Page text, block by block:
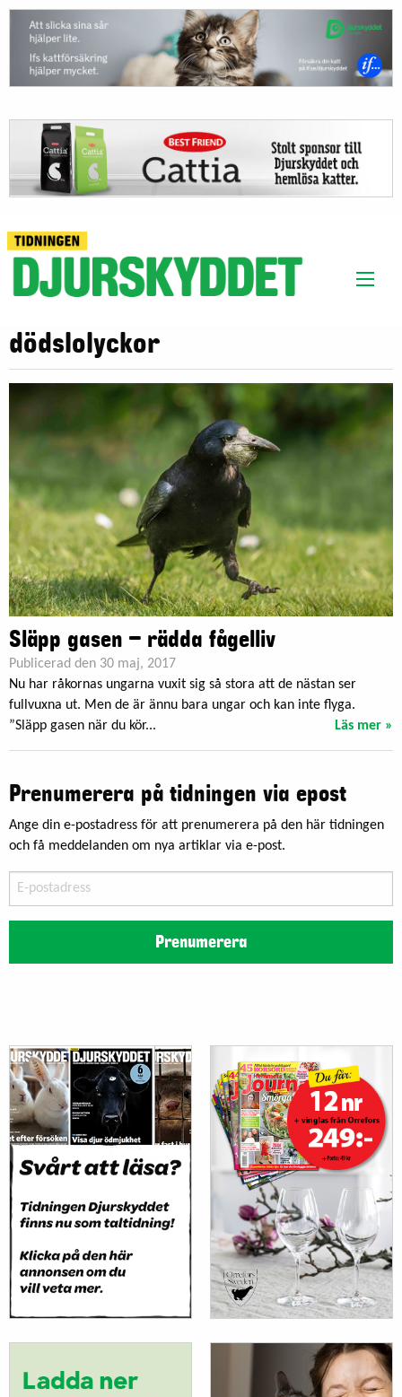
dödslolyckor
Släpp gasen – rädda fågelliv
Publicerad den 30 maj, 2017
Nu har råkornas ungarna vuxit sig så stora att de nästan ser
fullvuxna ut. Men de är ännu bara ungar och kan inte flyga.
”Släpp gasen när du kör...
Läs mer »
Prenumerera på tidningen via epost
Ange din e-postadress för att prenumerera på den här tidningen
och få meddelanden om nya artiklar via e-post.
postadress
Prenumerera